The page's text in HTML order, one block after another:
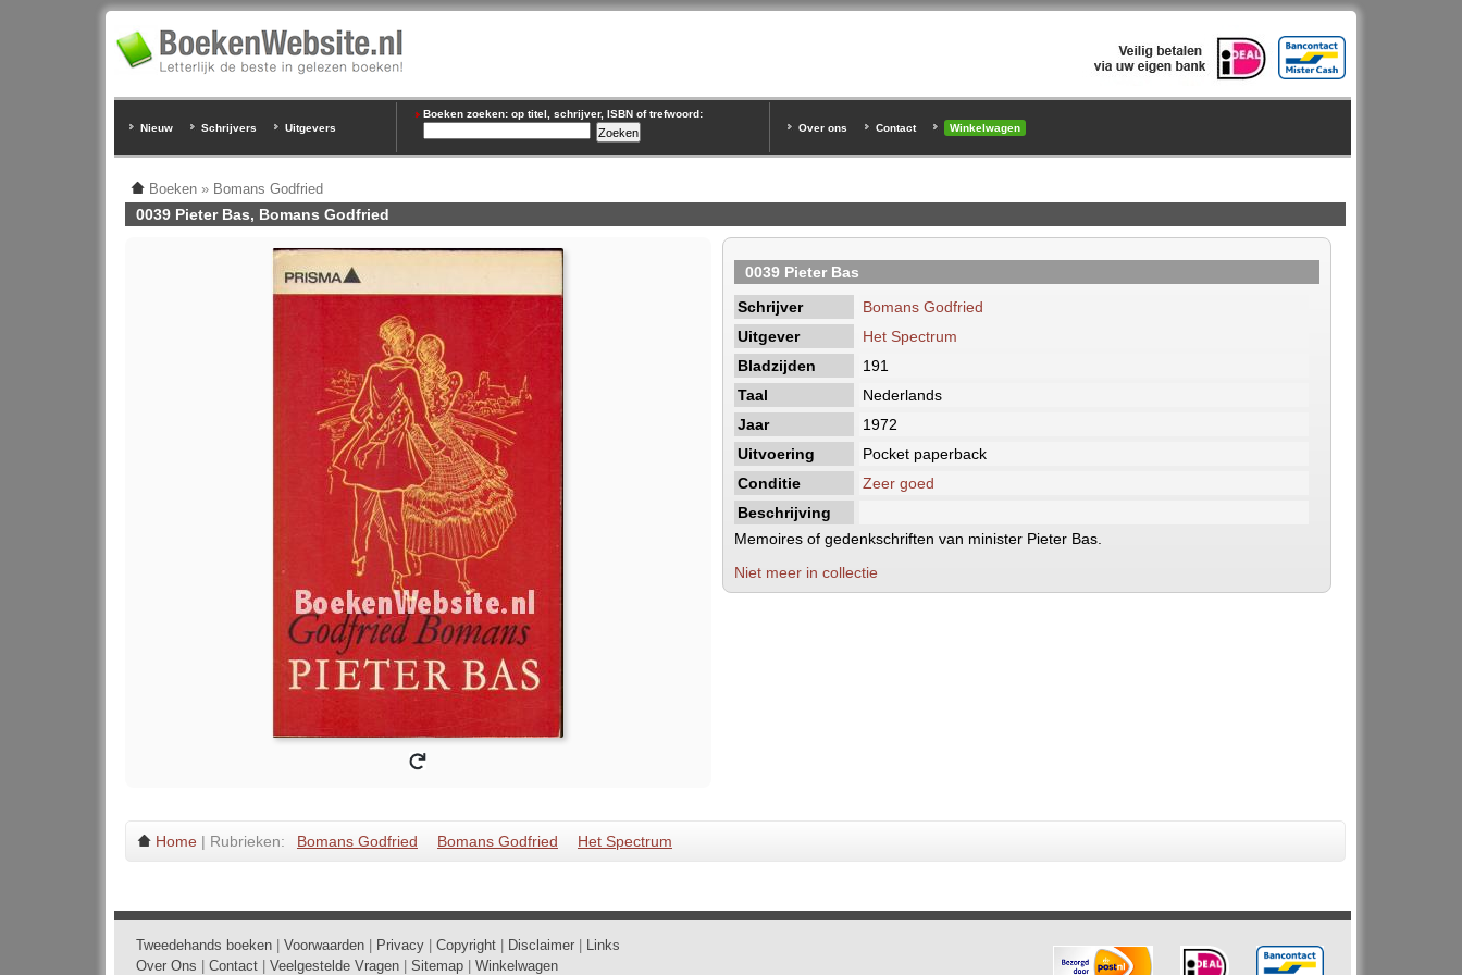
Nieuw Schrijvers Uitgevers
Boeken zoeken: op titel, schrijver, ISBN of trefwoord:
Over ons
Contact Winkelwagen
Boeken » Bomans Godfried
0039 Pieter Bas, Bomans Godfried
0039 Pieter Bas
Schrijver
Bomans Godfried
Uitgever
Het Spectrum
Bladzijden
191
Taal
Nederlands
Jaar
1972
Uitvoering
Pocket paperback
Conditie
Zeer goed
Beschrijving
Memoires of gedenkschriften van minister Pieter Bas.
Niet meer in collectie
Home | Rubrieken: Bomans Godfried Bomans Godfried Het Spectrum
Tweedehands boeken Voorwaarden Privacy Copyright Disclaimer
Links
Over Ons
Contact Veelgestelde Vragen Sitemap Winkelwagen